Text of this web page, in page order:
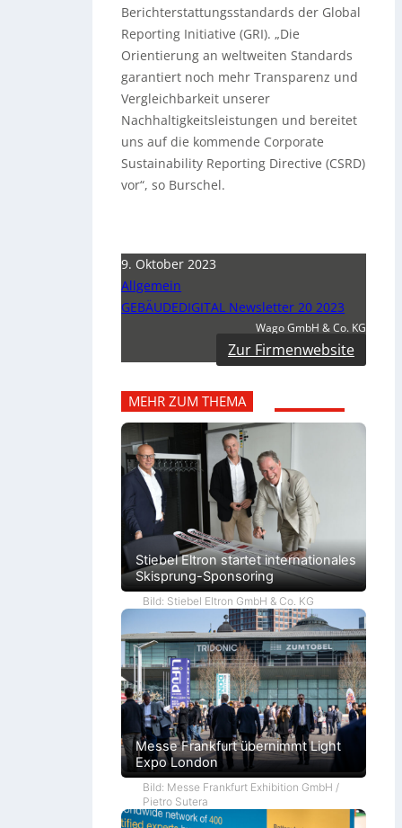
Berichterstattungsstandards der Global
Reporting Initiative (GRI). „Die
Orientierung an weltweiten Standards
garantiert noch mehr Transparenz und
Vergleichbarkeit unserer
Nachhaltigkeitsleistungen und bereitet
uns auf die kommende Corporate
Sustainability Reporting Directive (CSRD)
vor“, so Burschel.
9. Oktober 2023
Allgemein
GEBÄUDEDIGITAL Newsletter 20 2023
Wago GmbH & Co. KG
Zur Firmenwebsite
MEHR ZUM THEMA
Stiebel Eltron startet internationales
Skisprung-Sponsoring
Bild: Stiebel Eltron GmbH & Co. KG
Messe Frankfurt übernimmt Light
Expo London
Bild: Messe Frankfurt Exhibition GmbH /
Pietro Sutera